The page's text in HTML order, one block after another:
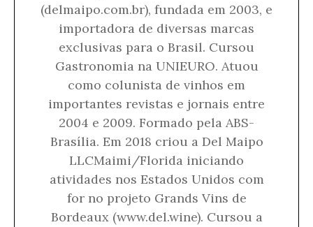
(delmaipo.com.br), fundada em 2003, e
importadora de diversas marcas
exclusivas para o Brasil. Cursou
Gastronomia na UNIEURO. Atuou
como colunista de vinhos em
importantes revistas e jornais entre
2004 e 2009. Formado pela ABS-
Brasília. Em 2018 criou a Del Maipo
LLCMaimi/Florida iniciando
atividades nos Estados Unidos com
for no projeto Grands Vins de
Bordeaux (www.del.wine). Cursou a